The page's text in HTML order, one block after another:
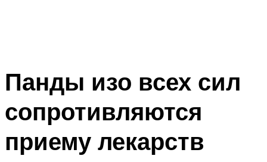
Панды изо всех сил
сопротивляются
приему лекарств